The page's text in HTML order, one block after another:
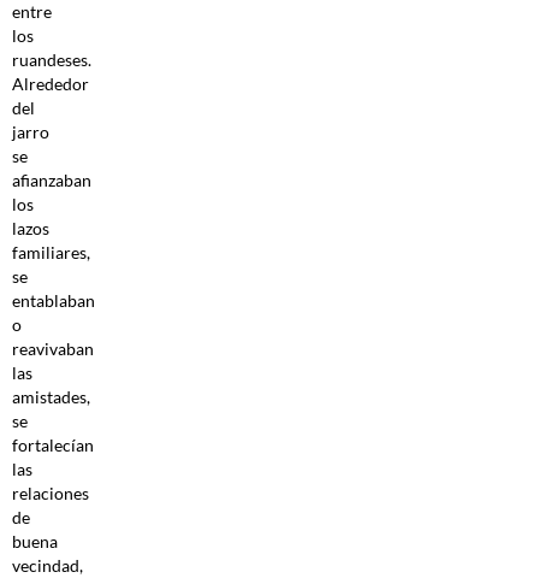
entre
los
ruandeses.
Alrededor
del
jarro
se
afianzaban
los
lazos
familiares,
se
entablaban
o
reavivaban
las
amistades,
se
fortalecían
las
relaciones
de
buena
vecindad,